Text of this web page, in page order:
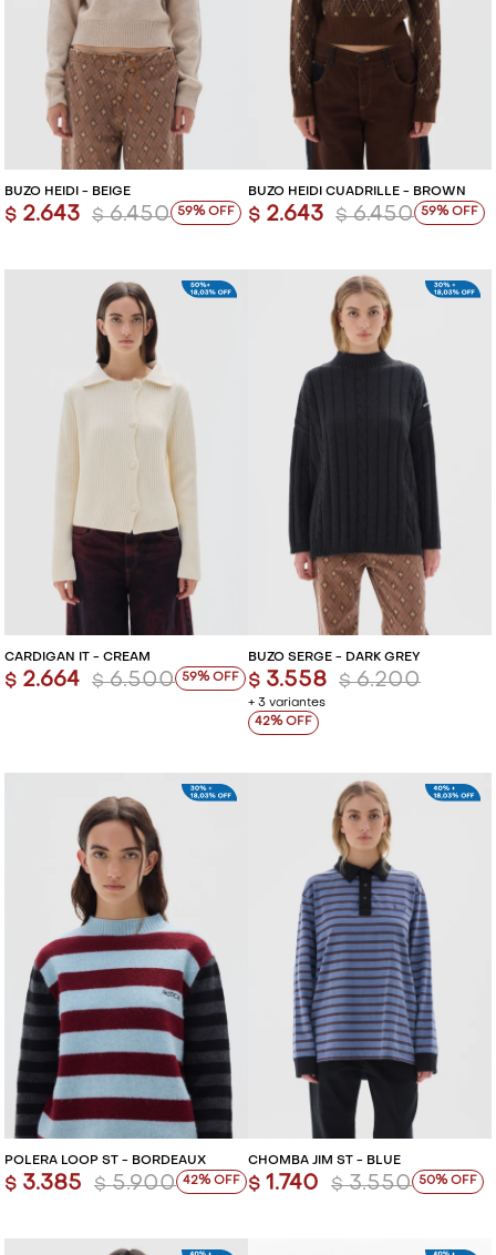
BUZO HEIDI - BEIGE
$ 2.643 $ 6.450 59
BUZO HEIDI CUADRILLÉ - BROWN
$ 2.643 $ 6.450 59
CARDIGAN IT - CREAM
$ 2.664 $ 6.500 59
BUZO SERGE - DARK GREY
+ 3 variantes
$ 3.558 $ 6.200
42
POLERA LOOP ST - BORDEAUX
$ 3.385 $ 5.900 42
CHOMBA JIM ST - BLUE
$ 1.740 $ 3.550 50